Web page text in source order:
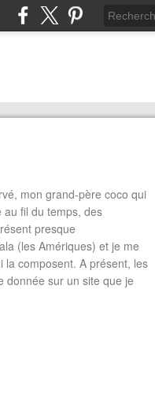
mon grand-père coco qui
au fil du temps, des
presque
(les Amériques) et je me
la composent. A présent, les
donnée sur un site que je